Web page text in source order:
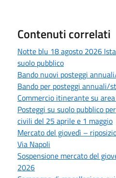
Contenuti correlati
Notte blu 18 agosto 2026
suolo pubblico
Bando nuovi posteggi
Bando per posteggi annuali/
Commercio itinerante su
Posteggi su suolo pubblico
civili del 25 aprile e 1 maggio
Mercato del giovedì –
Via Napoli
Sospensione mercato del
2026